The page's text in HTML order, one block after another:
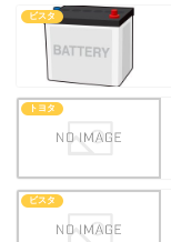
ビスタ
トヨタ
ビスタ